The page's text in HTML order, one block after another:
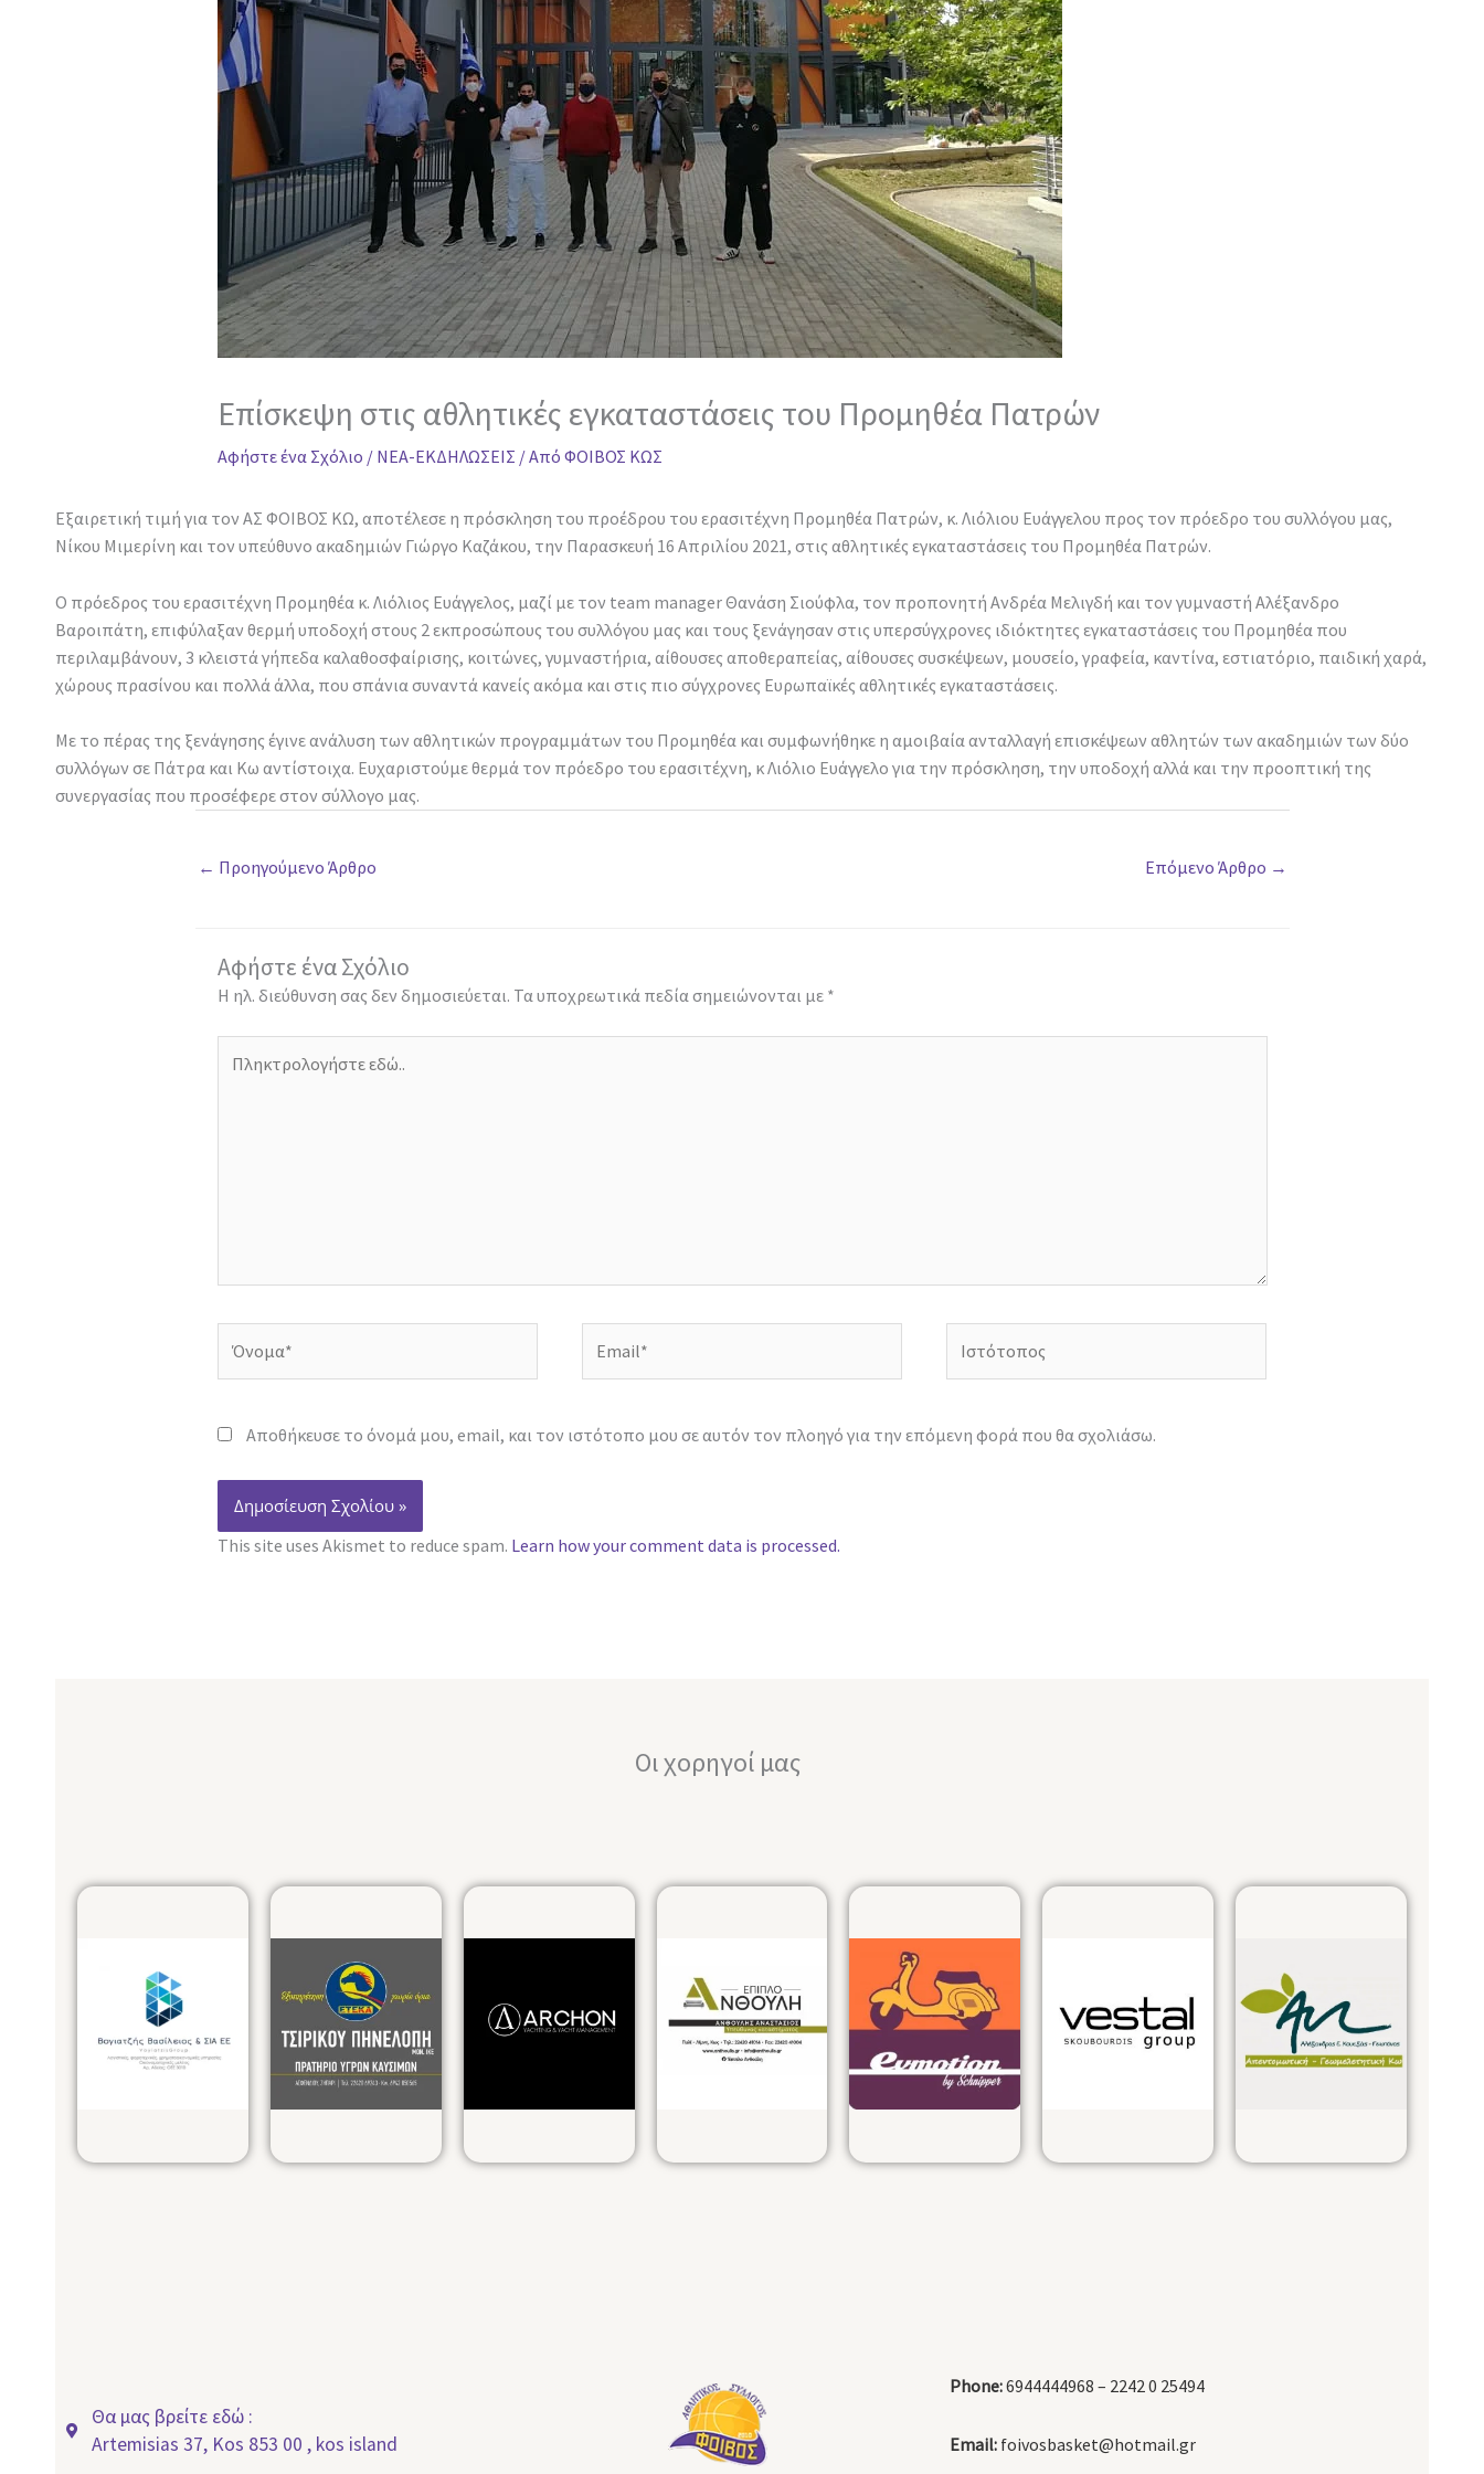
Επίσκεψη στις αθλητικές εγκαταστάσεις του Προμηθέα Πατρών
Αφήστε ένα Σχόλιο / ΝΕΑ-ΕΚΔΗΛΩΣΕΙΣ / Από ΦΟΙΒΟΣ ΚΩΣ
Εξαιρετική τιμή για τον ΑΣ ΦΟΙΒΟΣ ΚΩ, αποτέλεσε η πρόσκληση του προέδρου του ερασιτέχνη Προμηθέα Πατρών, κ. Λιόλιου Ευάγγελου προς τον πρόεδρο του συλλόγου μας,
Νίκου Μιμερίνη και τον υπεύθυνο ακαδημιών Γιώργο Καζάκου, την Παρασκευή 16 Απριλίου 2021, στις αθλητικές εγκαταστάσεις του Προμηθέα Πατρών.
Ο πρόεδρος του ερασιτέχνη Προμηθέα κ. Λιόλιος Ευάγγελος, μαζί με τον team manager Θανάση Σιούφλα, τον προπονητή Ανδρέα Μελιγδή και τον γυμναστή Αλέξανδρο
Βαροιπάτη, επιφύλαξαν θερμή υποδοχή στους 2 εκπροσώπους του συλλόγου μας και τους ξενάγησαν στις υπερσύγχρονες ιδιόκτητες εγκαταστάσεις του Προμηθέα που
περιλαμβάνουν, 3 κλειστά γήπεδα καλαθοσφαίρισης, κοιτώνες, γυμναστήρια, αίθουσες αποθεραπείας, αίθουσες συσκέψεων, μουσείο, γραφεία, καντίνα, εστιατόριο, παιδική χαρά,
χώρους πρασίνου και πολλά άλλα, που σπάνια συναντά κανείς ακόμα και στις πιο σύγχρονες Ευρωπαϊκές αθλητικές εγκαταστάσεις.
Με το πέρας της ξενάγησης έγινε ανάλυση των αθλητικών προγραμμάτων του Προμηθέα και συμφωνήθηκε η αμοιβαία ανταλλαγή επισκέψεων αθλητών των ακαδημιών των δύο
συλλόγων σε Πάτρα και Κω αντίστοιχα. Ευχαριστούμε θερμά τον πρόεδρο του ερασιτέχνη, κ Λιόλιο Ευάγγελο για την πρόσκληση, την υποδοχή αλλά και την προοπτική της
συνεργασίας που προσέφερε στον σύλλογο μας.
← Προηγούμενο Άρθρο Επόμενο Άρθρο →
Αφήστε ένα Σχόλιο
Η ηλ. διεύθυνση σας δεν δημοσιεύεται. Τα υποχρεωτικά πεδία σημειώνονται με *
εδώ..
Αποθήκευσε το όνομά μου, email, και τον ιστότοπο μου σε αυτόν τον πλοηγό για την επόμενη φορά που θα σχολιάσω.
This site uses Akismet to reduce spam. Learn how your comment data is processed.
Οι χορηγοί μας
Θα μας βρείτε εδώ :
Artemisias 37, Kos 853 00 , kos island
Phone:6944444968 – 2242 0 25494
Email:foivosbasket@hotmail.gr